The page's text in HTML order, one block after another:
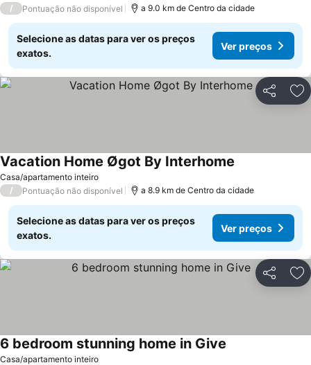
/ Pontuação não disponível a 9.0 km de Centro da cidade
Selecione as datas para ver os preços
exatos.
Ver preços
Partilhar
Casa/apartamento inteiro
Vacation Home Øgot By Interhome
/ Pontuação não disponível a 8.9 km de Centro da cidade
Selecione as datas para ver os preços
exatos.
Ver preços
Partilhar
Casa/apartamento inteiro
6 bedroom stunning home in Give